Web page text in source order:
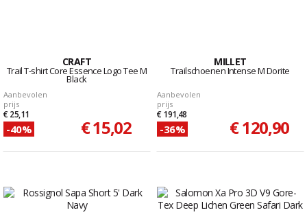
CRAFT
Trail T-shirt Core Essence Logo Tee M
Black
Aanbevolen
prijs
€ 25,11
-40% € 15,02
MILLET
Trailschoenen Intense M Dorite
Aanbevolen
prijs
€ 191,48
-36% € 120,90